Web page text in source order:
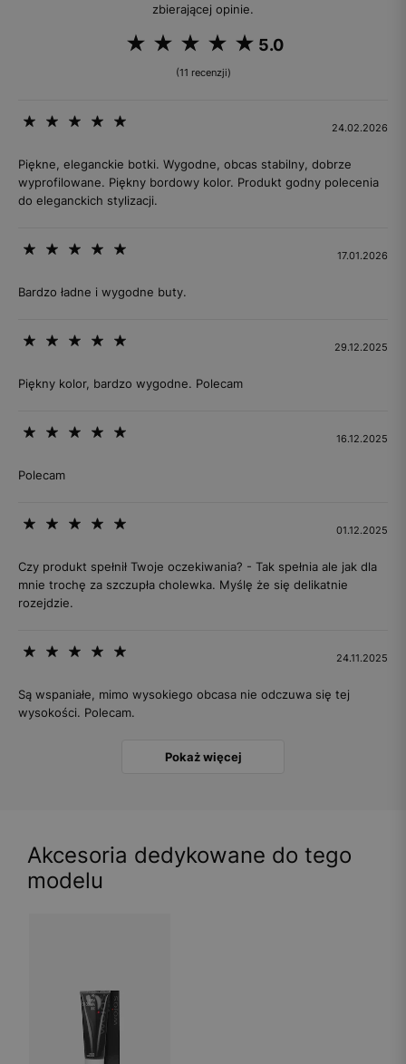
zbierającej opinie.
5.0
(11 recenzji)
24.02.2026
Piękne, eleganckie botki. Wygodne, obcas stabilny, dobrze
wyprofilowane. Piękny bordowy kolor. Produkt godny polecenia
do eleganckich stylizacji.
17.01.2026
Bardzo ładne i wygodne buty.
29.12.2025
Piękny kolor, bardzo wygodne. Polecam
16.12.2025
Polecam
01.12.2025
Czy produkt spełnił Twoje oczekiwania? - Tak spełnia ale jak dla
mnie trochę za szczupła cholewka. Myślę że się delikatnie
rozejdzie.
24.11.2025
Są wspaniałe, mimo wysokiego obcasa nie odczuwa się tej
wysokości. Polecam.
Pokaż więcej
Akcesoria dedykowane do tego
modelu